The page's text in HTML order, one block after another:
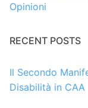
Opinioni
RECENT POSTS
Il Secondo
Disabilità in CAA